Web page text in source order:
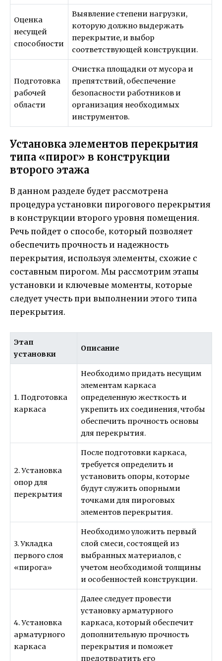
Оценка
несущей
способности
Выявление степени нагрузки,
которую должно выдержать
перекрытие, и выбор
соответствующей конструкции.
Подготовка
рабочей
области
Очистка площадки от мусора и
препятствий, обеспечение
безопасности работников и
организация необходимых
инструментов.
Установка элементов перекрытия
типа «пирог» в конструкции
второго этажа
В данном разделе будет рассмотрена
процедура установки пирогового перекрытия
в конструкции второго уровня помещения.
Речь пойдет о способе, который позволяет
обеспечить прочность и надежность
перекрытия, используя элементы, схожие с
составным пирогом. Мы рассмотрим этапы
установки и ключевые моменты, которые
следует учесть при выполнении этого типа
перекрытия.
Этап
установки
Описание
1. Подготовка
каркаса
Необходимо придать несущим
элементам каркаса
определенную жесткость и
укрепить их соединения, чтобы
обеспечить прочность основы
для перекрытия.
2. Установка
опор для
перекрытия
После подготовки каркаса,
требуется определить и
установить опоры, которые
будут служить опорными
точками для пироговых
элементов перекрытия.
3. Укладка
первого слоя
«пирога»
Необходимо уложить первый
слой смеси, состоящей из
выбранных материалов, с
учетом необходимой толщины
и особенностей конструкции.
4. Установка
арматурного
каркаса
Далее следует провести
установку арматурного
каркаса, который обеспечит
дополнительную прочность
перекрытия и поможет
предотвратить его